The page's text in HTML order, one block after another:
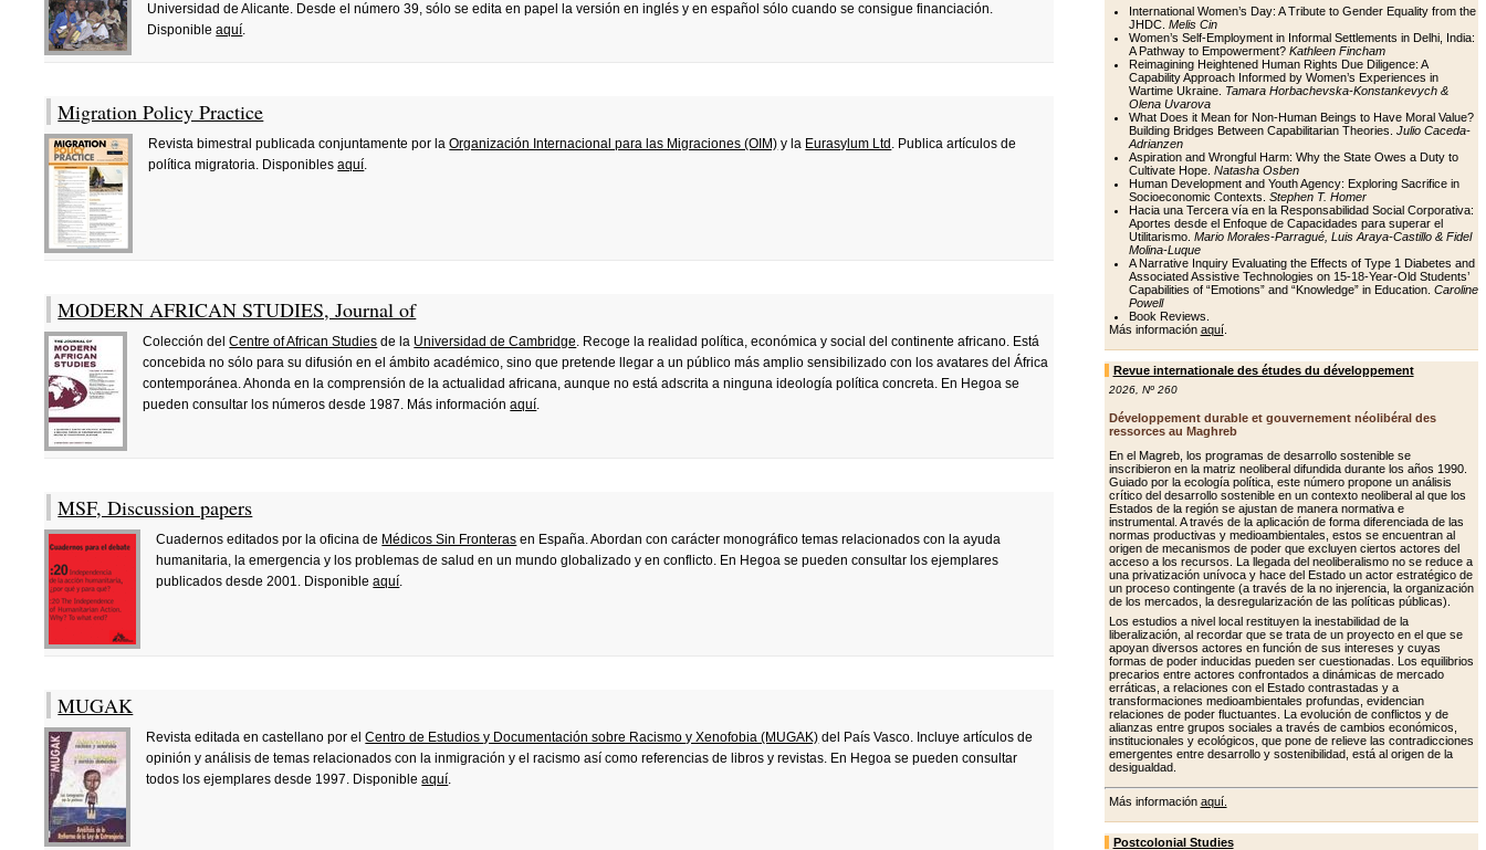
International Women’s Day: A Tribute to Gender Equality from the
JHDC. Melis Cin
Women’s Self-Employment in Informal Settlements in Delhi, India:
A Pathway to Empowerment? Kathleen Fincham
Reimagining Heightened Human Rights Due Diligence: A
Capability Approach Informed by Women’s Experiences in
Wartime Ukraine. Tamara Horbachevska-Konstankevych &
Olena Uvarova
What Does it Mean for Non-Human Beings to Have Moral Value?
Building Bridges Between Capabilitarian Theories. Julio Caceda-
Adrianzen
Aspiration and Wrongful Harm: Why the State Owes a Duty to
Cultivate Hope. Natasha Osben
Human Development and Youth Agency: Exploring Sacrifice in
Socioeconomic Contexts. Stephen T. Homer
Hacia una Tercera vía en la Responsabilidad Social Corporativa:
Aportes desde el Enfoque de Capacidades para superar el
Utilitarismo. Mario Morales-Parragué, Luis Araya-Castillo & Fidel
Molina-Luque
A Narrative Inquiry Evaluating the Effects of Type 1 Diabetes and
Associated Assistive Technologies on 15-18-Year-Old Students’
Capabilities of “Emotions” and “Knowledge” in Education. Caroline
Powell
Book Reviews.
Más información aquí.
Revue internationale des études du développement
2026, Nº 260
Développement durable et gouvernement néolibéral des
ressorces au Maghreb
En el Magreb, los programas de desarrollo sostenible se
inscribieron en la matriz neoliberal difundida durante los años 1990.
Guiado por la ecología política, este número propone un análisis
crítico del desarrollo sostenible en un contexto neoliberal al que los
Estados de la región se ajustan de manera normativa e
instrumental. A través de la aplicación de forma diferenciada de las
normas productivas y medioambientales, estos se encuentran al
origen de mecanismos de poder que excluyen ciertos actores del
acceso a los recursos. La llegada del neoliberalismo no se reduce a
una privatización unívoca y hace del Estado un actor estratégico de
un proceso contingente (a través de la no injerencia, la organización
de los mercados, la desregularización de las políticas públicas).
Los estudios a nivel local restituyen la inestabilidad de la
liberalización, al recordar que se trata de un proyecto en el que se
apoyan diversos actores en función de sus intereses y cuyas
formas de poder inducidas pueden ser cuestionadas. Los equilibrios
precarios entre actores confrontados a dinámicas de mercado
erráticas, a relaciones con el Estado contrastadas y a
transformaciones medioambientales profundas, evidencian
relaciones de poder fluctuantes. La evolución de conflictos y de
alianzas entre grupos sociales a través de cambios económicos,
institucionales y ecológicos, que pone de relieve las contradicciones
emergentes entre desarrollo y sostenibilidad, está al origen de la
desigualdad.
Más información aquí.
Postcolonial Studies
Universidad de Alicante. Desde el número 39, sólo se edita en papel la versión en inglés y en español sólo cuando se consigue financiación.
Disponibleaquí.
Migration Policy Practice
Revista bimestral publicada conjuntamente por laOrganización Internacional para las Migraciones (OIM) y la Eurasylum Ltd . Publica artículos de
política migratoria. Disponiblesaquí.
MODERN AFRICAN STUDIES, Journal of
Colección delCentre of African Studies de la Universidad de Cambridge. Recoge la realidad política, económica y social del continente africano. Está
concebida no sólo para su difusión en el ámbito académico, sino que pretende llegar a un público más amplio sensibilizado con los avatares del África
contemporánea. Ahonda en la comprensión de la actualidad africana, aunque no está adscrita a ninguna ideología política concreta. En Hegoa se
pueden consultar los números desde 1987. Más informaciónaquí.
MSF, Discussion papers
Cuadernos editados por la oficina de Médicos Sin Fronteras en España. Abordan con carácter monográfico temas relacionados con la ayuda
humanitaria, la emergencia y los problemas de salud en un mundo globalizado y en conflicto. En Hegoa se pueden consultar los ejemplares
publicados desde 2001. Disponibleaquí.
MUGAK
Revista editada en castellano por elCentro de Estudios y Documentación sobre Racismo y Xenofobia (MUGAK) del País Vasco. Incluye artículos de
opinión y análisis de temas relacionados con la inmigración y el racismo así como referencias de libros y revistas. En Hegoa se pueden consultar
todos los ejemplares desde 1997. Disponibleaquí.